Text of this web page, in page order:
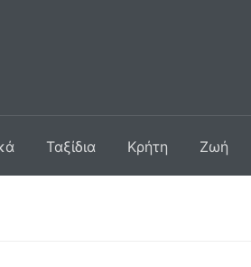
Ταξίδια Κρήτη Ζωή